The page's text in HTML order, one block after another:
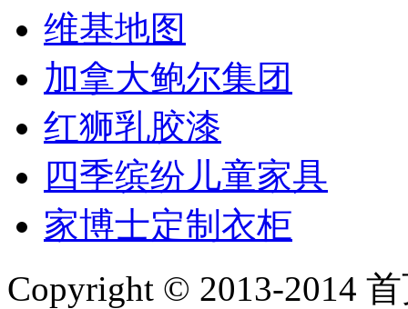
维基地图
加拿大鲍尔集团
红狮乳胶漆
四季缤纷儿童家具
家博士定制衣柜
Copyright © 2013-2014